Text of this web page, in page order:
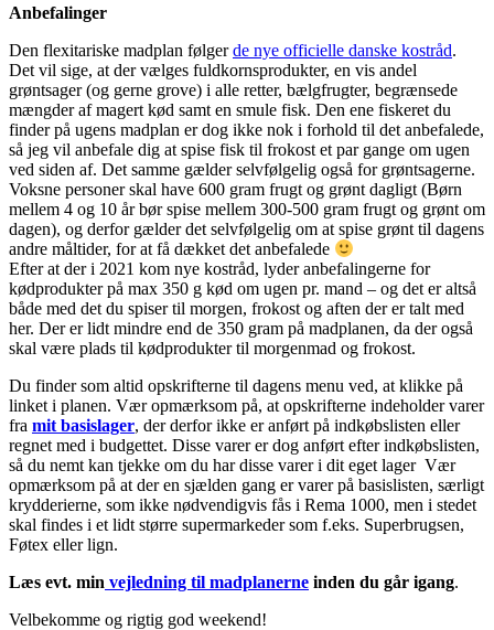
Anbefalinger
Den flexitariske madplan følgerde nye officielle danske kostråd.
Det vil sige, at der vælges fuldkornsprodukter, en vis andel
grøntsager (og gerne grove) i alle retter, bælgfrugter, begrænsede
mængder af magert kød samt en smule fisk. Den ene fiskeret du
finder på ugens madplan er dog ikke nok i forhold til det anbefalede,
så jeg vil anbefale dig at spise fisk til frokost et par gange om ugen
ved siden af. Det samme gælder selvfølgelig også for grøntsagerne.
Voksne personer skal have 600 gram frugt og grønt dagligt (Børn
mellem 4 og 10 år bør spise mellem 300-500 gram frugt og grønt om
dagen), og derfor gælder det selvfølgelig om at spise grønt til dagens
andre måltider, for at få dækket det anbefalede
Efter at der i 2021 kom nye kostråd, lyder anbefalingerne for
kødprodukter på max 350 g kød om ugen pr. mand – og det er altså
både med det du spiser til morgen, frokost og aften der er talt med
her. Der er lidt mindre end de 350 gram på madplanen, da der også
skal være plads til kødprodukter til morgenmad og frokost.
Du finder som altid opskrifterne til dagens menu ved, at klikke på
linket i planen. Vær opmærksom på, at opskrifterne indeholder varer
fra mit basislager, der derfor ikke er anført på indkøbslisten eller
regnet med i budgettet. Disse varer er dog anført efter indkøbslisten,
så du nemt kan tjekke om du har disse varer i dit eget lager Vær
opmærksom på at der en sjælden gang er varer på basislisten, særligt
krydderierne, som ikke nødvendigvis fås i Rema 1000, men i stedet
skal findes i et lidt større supermarkeder som f.eks. Superbrugsen,
Føtex eller lign.
Læs evt. min vejledning til madplanerne inden du går igang.
Velbekomme og rigtig god weekend!